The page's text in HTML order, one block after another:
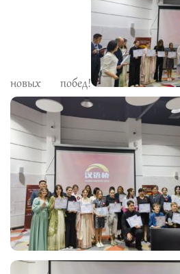
новых побед!